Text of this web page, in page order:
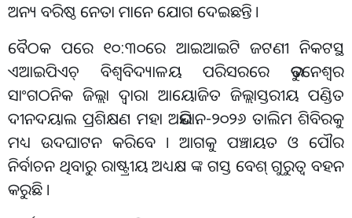
ଅନ୍ୟ ବରିଷ୍ଠ ନେତା ମାନେ ଯୋଗ ଦେଇଛନ୍ତି ।
ବୈଠକ ପରେ ୧୦:୩୦ରେ ଆଇଆଇଟି ଜଟଣୀ ନିକଟସ୍ଥ
ଏଆଇପିଏଚ୍ ବିଶ୍ୱବିଦ୍ୟାଳୟ ପରିସରରେ ଭୁବନେଶ୍ୱର
ସାଂଗଠନିକ ଜିଲ୍ଲା ଦ୍ୱାରା ଆୟୋଜିତ ଜିଲ୍ଲାସ୍ତରୀୟ ପଣ୍ଡିତ
ଦୀନଦୟାଲ ପ୍ରଶିକ୍ଷଣ ମହା ଅଭିଯାନ-୨୦୨୬ ତାଲିମ ଶିବିରକୁ
ମଧ୍ୟ ଉଦଘାଟନ କରିବେ । ଆଗକୁ ପଞ୍ଚାୟତ ଓ ପୌର
ନିର୍ବାଚନ ଥିବାରୁ ରାଷ୍ଟ୍ରୀୟ ଅଧ୍ୟକ୍ଷ ଙ୍କ ଗସ୍ତ ବେଶ୍ ଗୁରୁତ୍ବ ବହନ
କରୁଛି ।